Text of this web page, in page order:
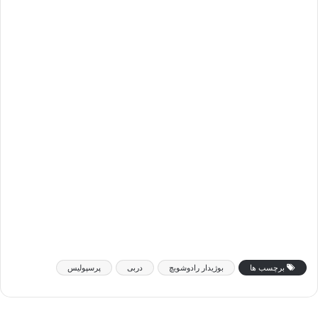
برچسب ها بوژیدار رادوشویچ دربی پرسپولیس